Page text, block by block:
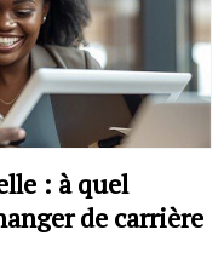
: à quel
de carrière